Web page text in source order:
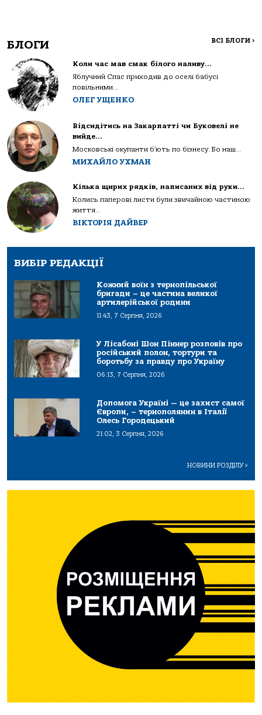
БЛОГИ ВСІ БЛОГИ >
Коли час мав смак білого наливу…
Яблучний Спас приходив до оселі бабусі
повільними...
ОЛЕГ УЩЕНКО
Відсидітись на Закарпатті чи Буковелі не
вийде…
Московські окупанти б’ють по бізнесу. Бо наш...
МИХАЙЛО УХМАН
Кілька щирих рядків, написаних від руки…
Колись паперові листи були звичайною частиною
життя...
ВІКТОРІЯ ДАЙВЕР
ВИБІР РЕДАКЦІЇ
Кожний воїн з тернопільської
бригади – це частина великої
артилерійської родини
11:43, 7 Серпня, 2026
У Лісабоні Шон Піннер розповів про
російський полон, тортури та
боротьбу за правду про Україну
06:13, 7 Серпня, 2026
Допомога Україні — це захист самої
Європи, – тернополянин в Італії
Олесь Городецький
21:02, 3 Серпня, 2026
НОВИНИ РОЗДІЛУ>